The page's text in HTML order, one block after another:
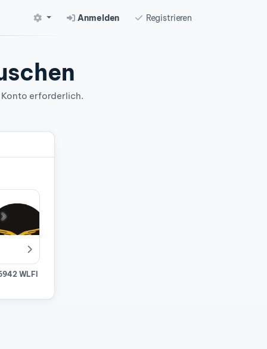
Anmelden Registrieren
erforderlich.
WLFI